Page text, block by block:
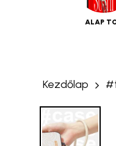
ALAP
Kezdőlap